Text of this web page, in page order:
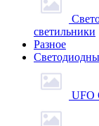
светильники
Разное
UFO